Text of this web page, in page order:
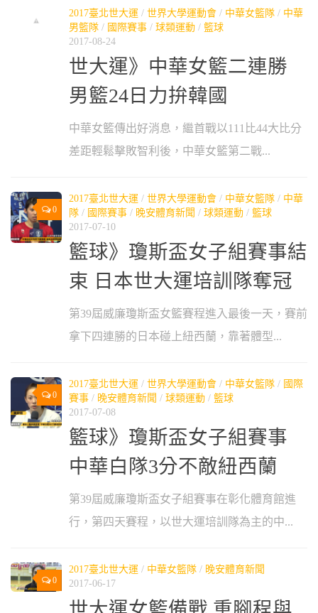
2017臺北世大運 / 世界大學運動會 / 中華女籃隊 / 中華
男籃隊 / 國際賽事 / 球類運動 / 籃球
2017-08-24
世大運》中華女籃二連勝
男籃24日力拚韓國
中華女籃傳出好消息，繼首戰以111比44大比分
差距輕鬆擊敗智利後，中華女籃第二戰...
0
2017臺北世大運 / 世界大學運動會 / 中華女籃隊 / 中華
隊 / 國際賽事 / 晚安體育新聞 / 球類運動 / 籃球
2017-07-10
籃球》瓊斯盃女子組賽事結
束 日本世大運培訓隊奪冠
第39屆威廉瓊斯盃女籃賽程進入最後一天，賽前
拿下四連勝的日本碰上紐西蘭，靠著體型...
0
2017臺北世大運 / 世界大學運動會 / 中華女籃隊 / 國際
賽事 / 晚安體育新聞 / 球類運動 / 籃球
2017-07-08
籃球》瓊斯盃女子組賽事
中華白隊3分不敵紐西蘭
第39屆威廉瓊斯盃女子組賽事在彰化體育館進
行，第四天賽程，以世大運培訓隊為主的中...
0
2017臺北世大運 / 中華女籃隊 / 晚安體育新聞
2017-06-17